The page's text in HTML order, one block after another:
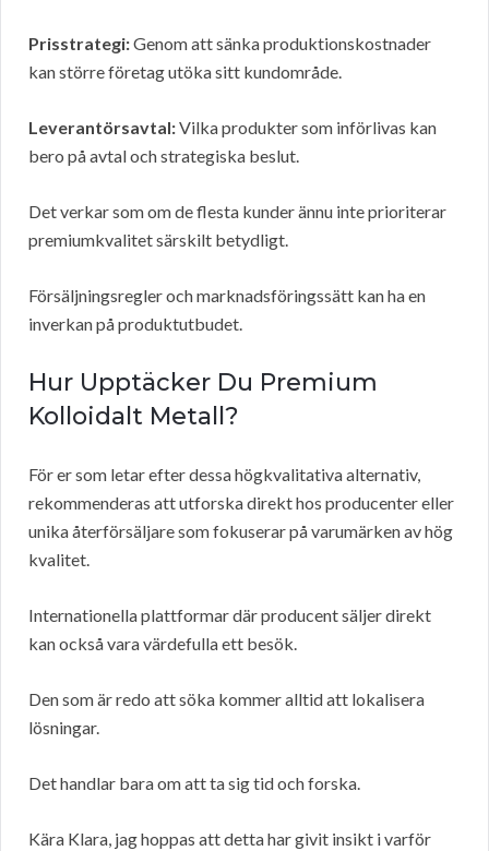
Prisstrategi:Genom att sänka produktionskostnader
kan större företag utöka sitt kundområde.
Leverantörsavtal:Vilka produkter som införlivas kan
bero på avtal och strategiska beslut.
Det verkar som om de flesta kunder ännu inte prioriterar
premiumkvalitet särskilt betydligt.
Försäljningsregler och marknadsföringssätt kan ha en
inverkan på produktutbudet.
Hur Upptäcker Du Premium
Kolloidalt Metall?
För er som letar efter dessa högkvalitativa alternativ,
rekommenderas att utforska direkt hos producenter eller
unika återförsäljare som fokuserar på varumärken av hög
kvalitet.
Internationella plattformar där producent säljer direkt
kan också vara värdefulla ett besök.
Den som är redo att söka kommer alltid att lokalisera
lösningar.
Det handlar bara om att ta sig tid och forska.
Kära Klara, jag hoppas att detta har givit insikt i varför